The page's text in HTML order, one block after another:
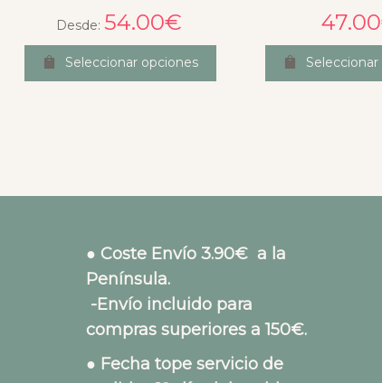
Desde: 54.00€
Seleccionar opciones
47.00
● Coste Envío 3.90€ a la
Península.
-Envío incluido para
compras superiores a 150€.
● Fecha tope servicio de